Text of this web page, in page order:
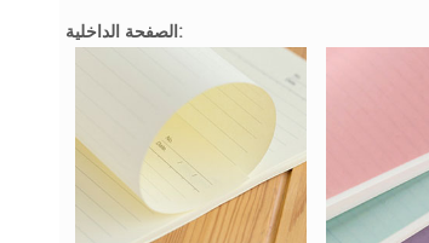
الصفحة الداخلية: